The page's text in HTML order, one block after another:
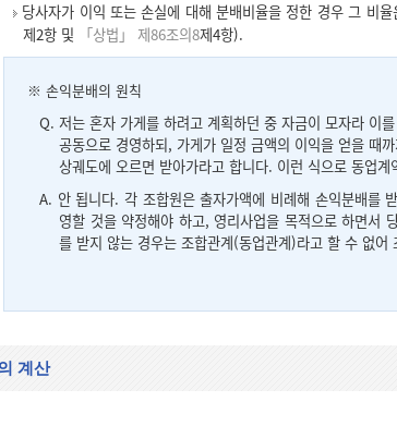
당사자가 이익 또는 손실에 대해 분배비율을 정한 경우 그 비
제2항 및
「상법」 제86조의8제4항).
※ 손익분배의 원칙
Q. 저는 혼자 가게를 하려고 계획하던 중 자금이 모자라 이
공동으로 경영하되, 가게가 일정 금액의 이익을 얻을 때
상궤도에 오르면 받아가라고 합니다. 이런 식으로 동업계
A. 안 됩니다. 각 조합원은 출자가액에 비례해 손익분배를
영할 것을 약정해야 하고, 영리사업을 목적으로 하면서
를 받지 않는 경우는 조합관계(동업관계)라고 할 수 없어
계산